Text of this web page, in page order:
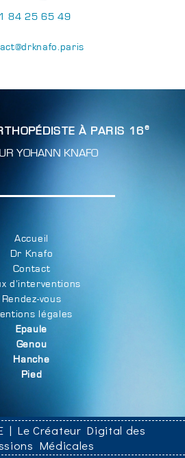
84 25 65 49
À PARIS 16e
YOHANN KNAFO
Accueil
Dr Knafo
Contact
d’interventions
Rendez-vous
légales
Epaule
Genou
Hanche
Pied
| Le Créateur Digital des
Médicales